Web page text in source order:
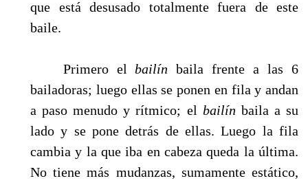
que está desusado totalmente fuera de este
baile.
Primero elbailínbaila frente a las 6
bailadoras; luego ellas se ponen en fila y andan
a paso menudo y rítmico; el bailín baila a su
lado y se pone detrás de ellas. Luego la fila
cambia y la que iba en cabeza queda la última.
No tiene más mudanzas, sumamente estático,